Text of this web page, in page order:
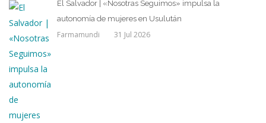
El Salvador | «Nosotras Seguimos» impulsa la
autonomía de mujeres en Usulután
Farmamundi 31 Jul 2026